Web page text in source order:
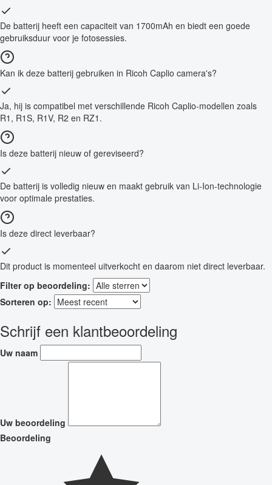
De batterij heeft een capaciteit van 1700mAh en biedt een goede
gebruiksduur voor je fotosessies.
Kan ik deze batterij gebruiken in Ricoh Caplio camera's?
Ja, hij is compatibel met verschillende Ricoh Caplio-modellen zoals
R1, R1S, R1V, R2 en RZ1.
Is deze batterij nieuw of gereviseerd?
De batterij is volledig nieuw en maakt gebruik van Li-Ion-technologie
voor optimale prestaties.
Is deze direct leverbaar?
Dit product is momenteel uitverkocht en daarom niet direct leverbaar.
Filter op beoordeling:
Sorteren op:
Schrijf een klantbeoordeling
Uw naam
Uw beoordeling
Beoordeling